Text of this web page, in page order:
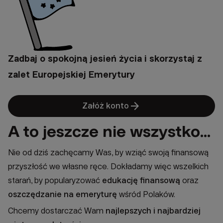
Zadbaj o spokojną jesień życia i skorzystaj z
zalet Europejskiej Emerytury
Załóż konto arrow_forward
A to jeszcze nie wszystko...
Nie od dziś zachęcamy Was, by wziąć swoją finansową
przyszłość we własne ręce. Dokładamy więc wszelkich
starań, by popularyzować edukację finansową oraz
oszczędzanie na emeryturę wśród Polaków.
Chcemy dostarczać Wam najlepszych i najbardziej